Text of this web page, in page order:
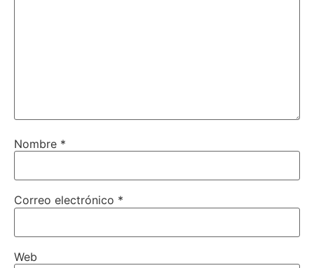
Nombre *
Correo electrónico *
Web